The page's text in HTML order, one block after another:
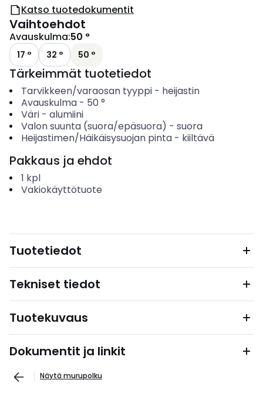
Katso tuotedokumentit
Vaihtoehdot
Avauskulma:50 °
17 ° 32 ° 50 °
Tärkeimmät tuotetiedot
Tarvikkeen/varaosan tyyppi- heijastin
Avauskulma- 50 °
Väri- alumiini
Valon suunta (suora/epäsuora) - suora
Heijastimen/Häikäisysuojan pinta- kiiltävä
Pakkaus ja ehdot
1 kpl
Vakiokäyttötuote
Tuotetiedot
Tekniset tiedot
Tuotekuvaus
Dokumentit ja linkit
Näytä murupolku